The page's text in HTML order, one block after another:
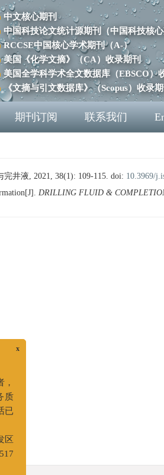
中文核心期刊
中国科技论文统计源期刊（中国科技核
RCCSE中国核心学术期刊（A-）
美国《化学文摘》（CA）收录期刊
美国全学科学术全文数据库（EBSCO）
《文摘与引文数据库》（Scopus）收录
期刊订阅 联系我们
井液, 2021, 38(1): 109-115. doi: 10.3969/
DRILLING FLUID &